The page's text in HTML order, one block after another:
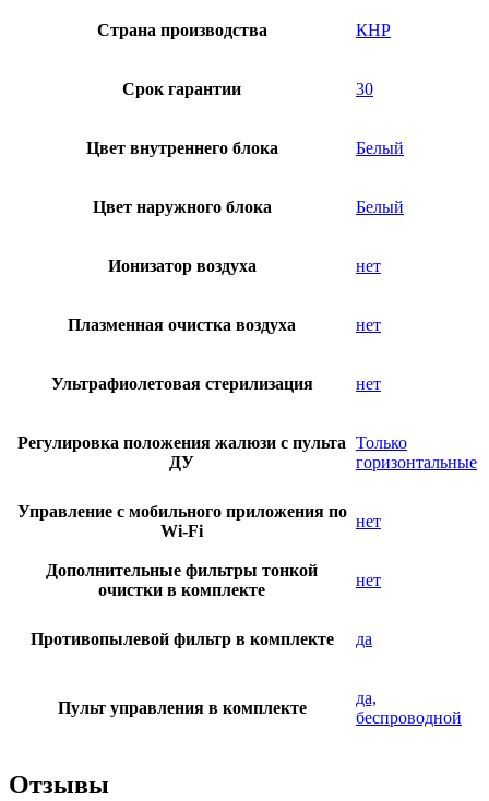
Страна производства КНР
Срок гарантии 30
Цвет внутреннего блока Белый
Цвет наружного блока Белый
Ионизатор воздуха нет
Плазменная очистка воздуха нет
Ультрафиолетовая стерилизация нет
Регулировка положения жалюзи с пульта
ДУ
Только
горизонтальные
Управление c мобильного приложения по
Wi-Fi
нет
Дополнительные фильтры тонкой
очистки в комплекте
нет
Противопылевой фильтр в комплекте да
Пульт управления в комплекте
да,
беспроводной
Отзывы